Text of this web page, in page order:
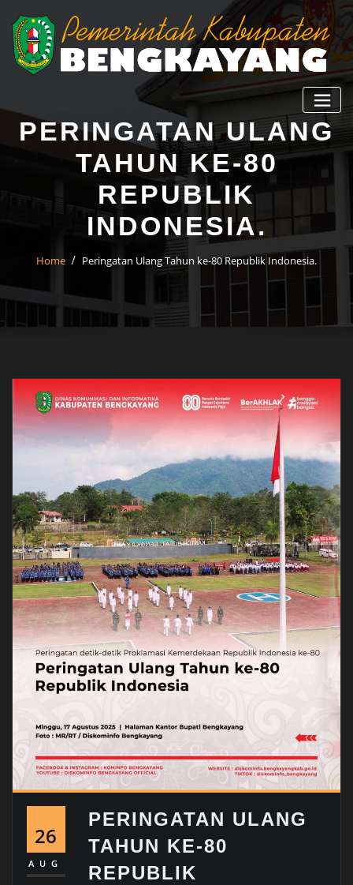
PERINGATAN ULANG
TAHUN KE-80
REPUBLIK
INDONESIA.
Home Peringatan Ulang Tahun ke-80 Republik Indonesia.
26
AUG
PERINGATAN ULANG
TAHUN KE-80
REPUBLIK